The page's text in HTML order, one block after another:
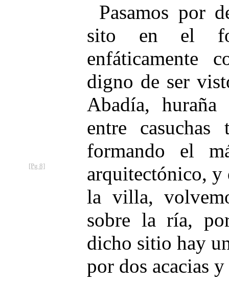
Pasamos por
sito en el
enfáticamente
digno de ser
Abadía,
entre
formando el
arquitec
[Pg 8]
tónico, y
la villa,
sobre la ría,
dicho sitio hay
por dos acacias